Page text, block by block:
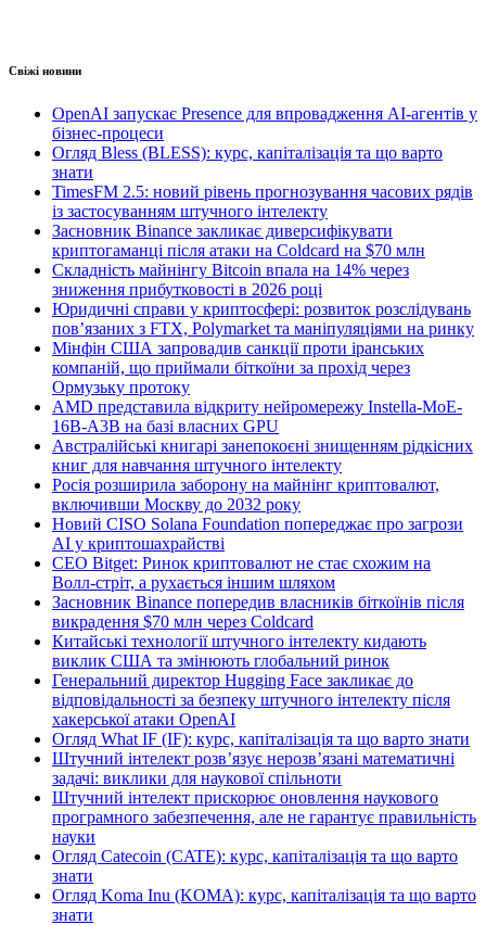
Свіжі новини
OpenAI запускає Presence для впровадження AI-агентів у
бізнес-процеси
Огляд Bless (BLESS): курс, капіталізація та що варто
знати
TimesFM 2.5: новий рівень прогнозування часових рядів
із застосуванням штучного інтелекту
Засновник Binance закликає диверсифікувати
криптогаманці після атаки на Coldcard на $70 млн
Складність майнінгу Bitcoin впала на 14% через
зниження прибутковості в 2026 році
Юридичні справи у криптосфері: розвиток розслідувань
пов’язаних з FTX, Polymarket та маніпуляціями на ринку
Мінфін США запровадив санкції проти іранських
компаній, що приймали біткоїни за прохід через
Ормузьку протоку
AMD представила відкриту нейромережу Instella-MoE-
16B-A3B на базі власних GPU
Австралійські книгарі занепокоєні знищенням рідкісних
книг для навчання штучного інтелекту
Росія розширила заборону на майнінг криптовалют,
включивши Москву до 2032 року
Новий CISO Solana Foundation попереджає про загрози
AI у криптошахрайстві
CEO Bitget: Ринок криптовалют не стає схожим на
Волл-стріт, а рухається іншим шляхом
Засновник Binance попередив власників біткоїнів після
викрадення $70 млн через Coldcard
Китайські технології штучного інтелекту кидають
виклик США та змінюють глобальний ринок
Генеральний директор Hugging Face закликає до
відповідальності за безпеку штучного інтелекту після
хакерської атаки OpenAI
Огляд What IF (IF): курс, капіталізація та що варто знати
Штучний інтелект розв’язує нерозв’язані математичні
задачі: виклики для наукової спільноти
Штучний інтелект прискорює оновлення наукового
програмного забезпечення, але не гарантує правильність
науки
Огляд Catecoin (CATE): курс, капіталізація та що варто
знати
Огляд Koma Inu (KOMA): курс, капіталізація та що варто
знати